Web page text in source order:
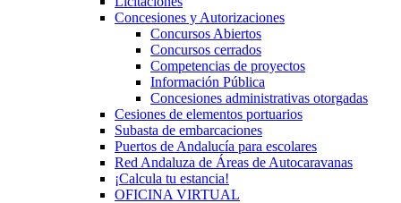
Concesiones y Autorizaciones
Concursos Abiertos
Concursos cerrados
Competencias de proyectos
Información Pública
Concesiones administrativas otorgadas
Cesiones de elementos portuarios
Subasta de embarcaciones
Puertos de Andalucía para escolares
Red Andaluza de Áreas de Autocaravanas
¡Calcula tu estancia!
OFICINA VIRTUAL